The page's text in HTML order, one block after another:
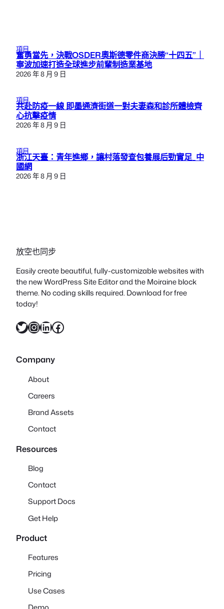
項目
奮勇當先，決戰OSDER奧斯德零件商決勝“十四五”｜
寧波加速打造全球進步前輩制造業基地
2026 年 8 月 9 日
項目
共赴防疫一線 即墨通濟街道一對夫妻森和診所體檢齊
心抗擊疫情
2026 年 8 月 9 日
項目
浙江天臺：青年進鄉，讓村落發查包養展后勁實足_中
國網
2026 年 8 月 9 日
放空也同步
Easily create beautiful, fully-customizable websites with
the new WordPress Site Editor and the Moiraine block
theme. No coding skills required. Download for free
today!
X InstagramLinkedIn Facebook
Company
About
Careers
Brand Assets
Contact
Resources
Blog
Contact
Support Docs
Get Help
Product
Features
Pricing
Use Cases